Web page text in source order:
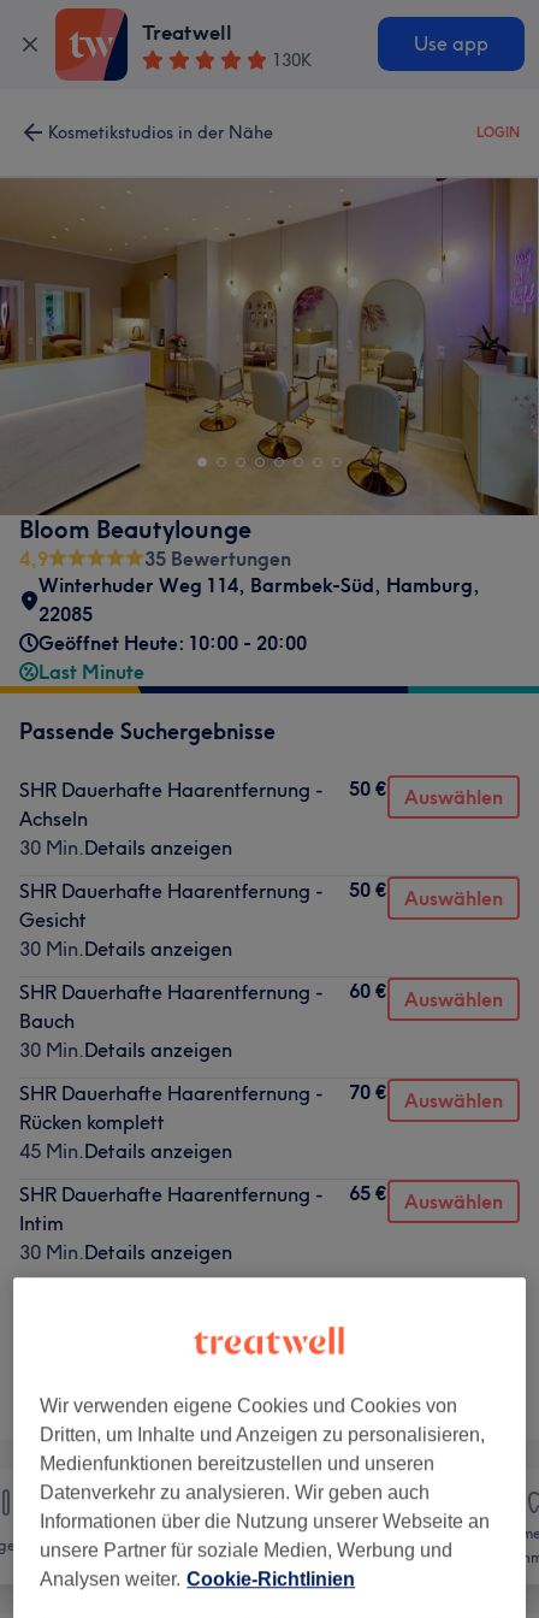
Treatwell
130K
Use app
Kosmetikstudios in der Nähe LOGIN
Bloom Beautylounge
4,9
35 Bewertungen
Winterhuder Weg 114, Barmbek-Süd, Hamburg,
22085
Geöffnet Heute: 10:00 - 20:00
Last Minute
Passende Suchergebnisse
SHR Dauerhafte Haarentfernung -
Achseln
30 Min.Details anzeigen
50 € Auswählen
SHR Dauerhafte Haarentfernung -
Gesicht
30 Min.Details anzeigen
50 € Auswählen
SHR Dauerhafte Haarentfernung -
Bauch
30 Min.Details anzeigen
60 € Auswählen
SHR Dauerhafte Haarentfernung -
Rücken komplett
45 Min.Details anzeigen
70 € Auswählen
SHR Dauerhafte Haarentfernung -
Intim
30 Min.Details anzeigen
65 € Auswählen
Alle Services
Haarentfernung Gesicht
Wir verwenden eigene Cookies und Cookies von
Dritten, um Inhalte und Anzeigen zu personalisieren,
Medienfunktionen bereitzustellen und unseren
Datenverkehr zu analysieren. Wir geben auch
Informationen über die Nutzung unserer Webseite an
unsere Partner für soziale Medien, Werbung und
Analysen weiter. Cookie-Richtlinien